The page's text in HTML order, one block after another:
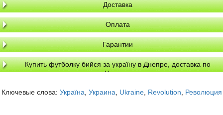
Доставка
Оплата
Гарантии
Купить футболку бийся за україну в Днепре, доставка по
Украине
Ключевые слова: Україна, Украина, Ukraine, Revolution, Революция